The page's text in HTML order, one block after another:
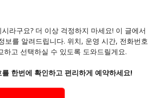
라구요? 더 이상 걱정하지 마세요! 이 글에서
를 알려드립니다. 위치, 운영 시간, 전화번호
고 선택하실 수 있도록 도와드릴게요.
한번에 확인하고 편리하게 예약하세요!